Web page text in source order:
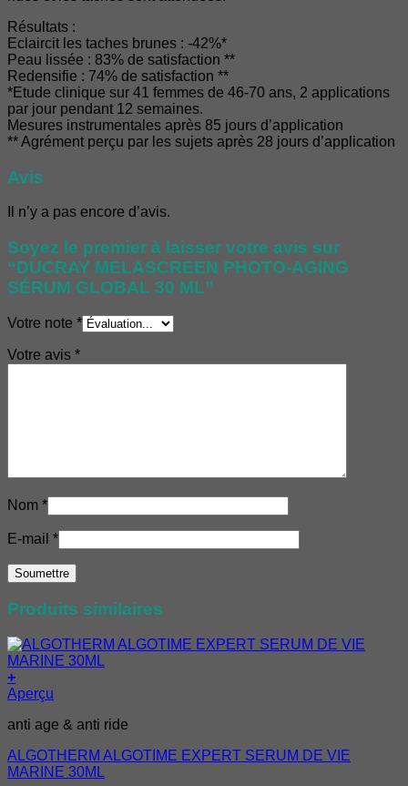
Résultats :
Eclaircit les taches brunes : -42%*
Peau lissée : 83% de satisfaction **
Redensifie : 74% de satisfaction **
*Etude clinique sur 41 femmes de 46-70 ans, 2 applications
par jour pendant 12 semaines.
Mesures instrumentales après 85 jours d’application
** Agrément perçu par les sujets après 28 jours d’application
Avis
Il n’y a pas encore d’avis.
Soyez le premier à laisser votre avis sur
“DUCRAY MELASCREEN PHOTO-AGING
SÉRUM GLOBAL 30 ML”
Votre note *
Votre avis *
Nom *
E-mail *
Produits similaires
+
Aperçu
anti age & anti ride
ALGOTHERM ALGOTIME EXPERT SERUM DE VIE
MARINE 30ML